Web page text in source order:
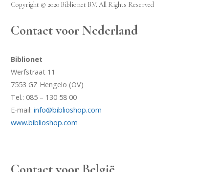
Copyright © 2020 Biblionet B.V. All Rights Reserved
Contact voor Nederland
Biblionet
Werfstraat 11
7553 GZ Hengelo (OV)
Tel.: 085 – 130 58 00
E-mail:info@biblioshop.com
www.biblioshop.com